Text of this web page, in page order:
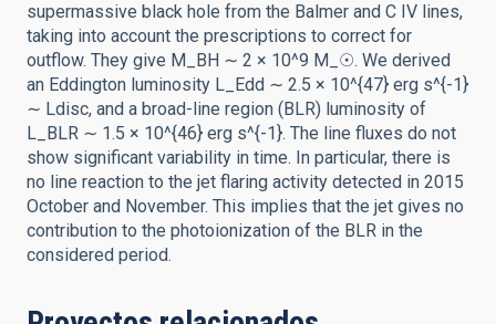
supermassive black hole from the Balmer and C IV lines,
taking into account the prescriptions to correct for
outflow. They give M_BH ∼ 2 × 10^9 M_☉. We derived
an Eddington luminosity L_Edd ∼ 2.5 × 10^{47} erg s^{-1}
∼ Ldisc, and a broad-line region (BLR) luminosity of
L_BLR ∼ 1.5 × 10^{46} erg s^{-1}. The line fluxes do not
show significant variability in time. In particular, there is
no line reaction to the jet flaring activity detected in 2015
October and November. This implies that the jet gives no
contribution to the photoionization of the BLR in the
considered period.